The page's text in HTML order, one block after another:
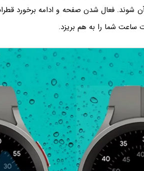
شوند. فعال شدن صفحه و ادامه برخورد
ساعت شما را به هم بریزد.